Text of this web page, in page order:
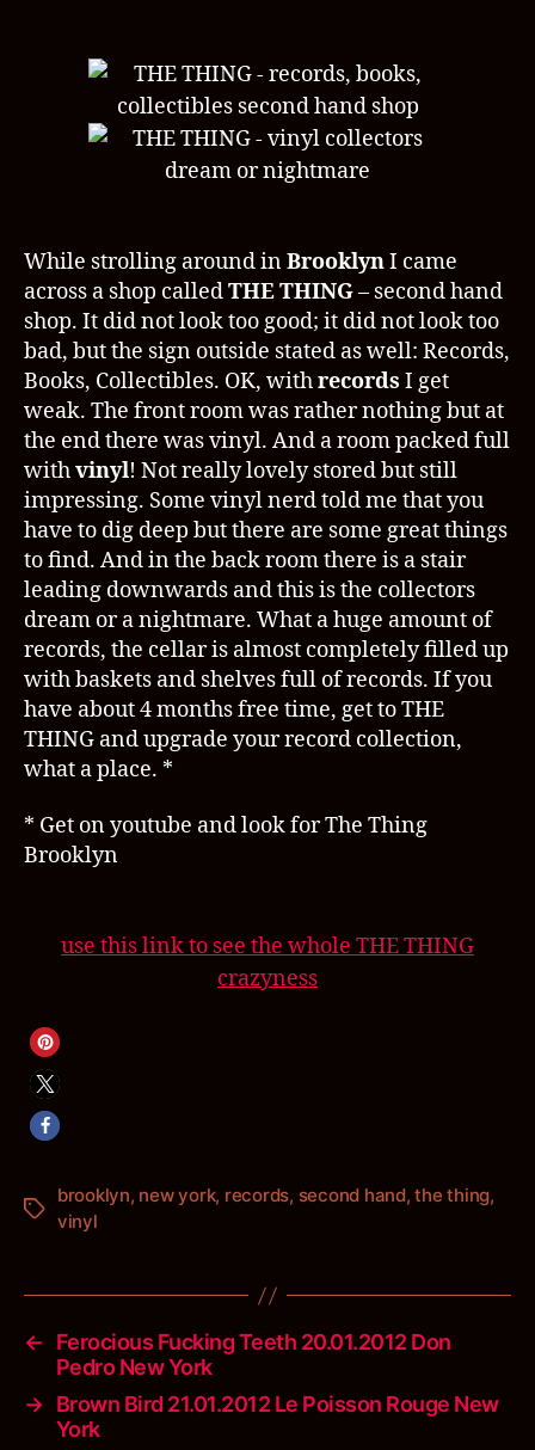
While strolling around inBrooklynI came
across a shop calledTHE THING– second hand
shop. It did not look too good; it did not look too
bad, but the sign outside stated as well: Records,
Books, Collectibles. OK, withrecords I get
weak. The front room was rather nothing but at
the end there was vinyl. And a room packed full
withvinyl! Not really lovely stored but still
impressing. Some vinyl nerd told me that you
have to dig deep but there are some great things
to find. And in the back room there is a stair
leading downwards and this is the collectors
dream or a nightmare. What a huge amount of
records, the cellar is almost completely filled up
with baskets and shelves full of records. If you
have about 4 months free time, get to THE
THING and upgrade your record collection,
what a place. *
* Get on youtube and look for The Thing
Brooklyn
use this link to see the whole THE THING
crazyness
Schlagwörter
brooklyn, new york, records, second hand,the thing,
vinyl
←
Ferocious Fucking Teeth 20.01.2012 Don
Pedro New York
→ Brown Bird 21.01.2012 Le Poisson Rouge New
York